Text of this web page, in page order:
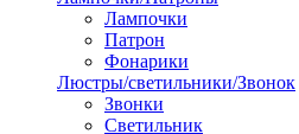
Лампочки
Патрон
Фонарики
Люстры/светильники/Звонок
Звонки
Светильник